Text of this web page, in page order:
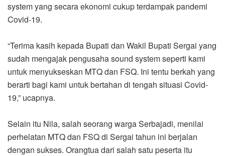
system yang secara ekonomi cukup terdampak pandemi
Covid-19.
“Terima kasih kepada Bupati dan Wakil Bupati Sergai yang
sudah mengajak pengusaha sound system seperti kami
untuk menyukseskan MTQ dan FSQ. Ini tentu berkah yang
berarti bagi kami untuk bertahan di tengah situasi Covid-
19,” ucapnya.
Selain itu Nila, salah seorang warga Serbajadi, menilai
perhelatan MTQ dan FSQ di Sergai tahun ini berjalan
dengan sukses. Orangtua dari salah satu peserta itu